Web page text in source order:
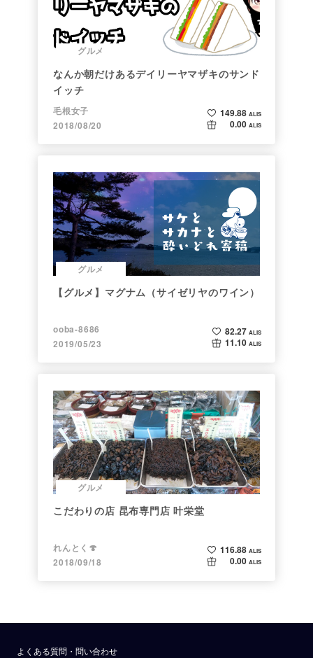
グルメ
なんか朝だけあるデイリーヤマザキのサンド
イッチ
毛根女子
2018/08/20
149.88 ALIS
0.00 ALIS
グルメ
【グルメ】マグナム（サイゼリヤのワイン）
ooba-8686
2019/05/23
82.27 ALIS
11.10 ALIS
グルメ
こだわりの店 昆布専門店 叶栄堂
れんとく🍄
2018/09/18
116.88 ALIS
0.00 ALIS
よくある質問・問い合わせ